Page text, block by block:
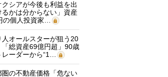
クシアが今後も利益を出
るかは分からない」資産
の個人投資家…
人オールスターが狙う20
「総資産69億円超」90歳
ーダーから“1…
圏の不動産価格「危ない